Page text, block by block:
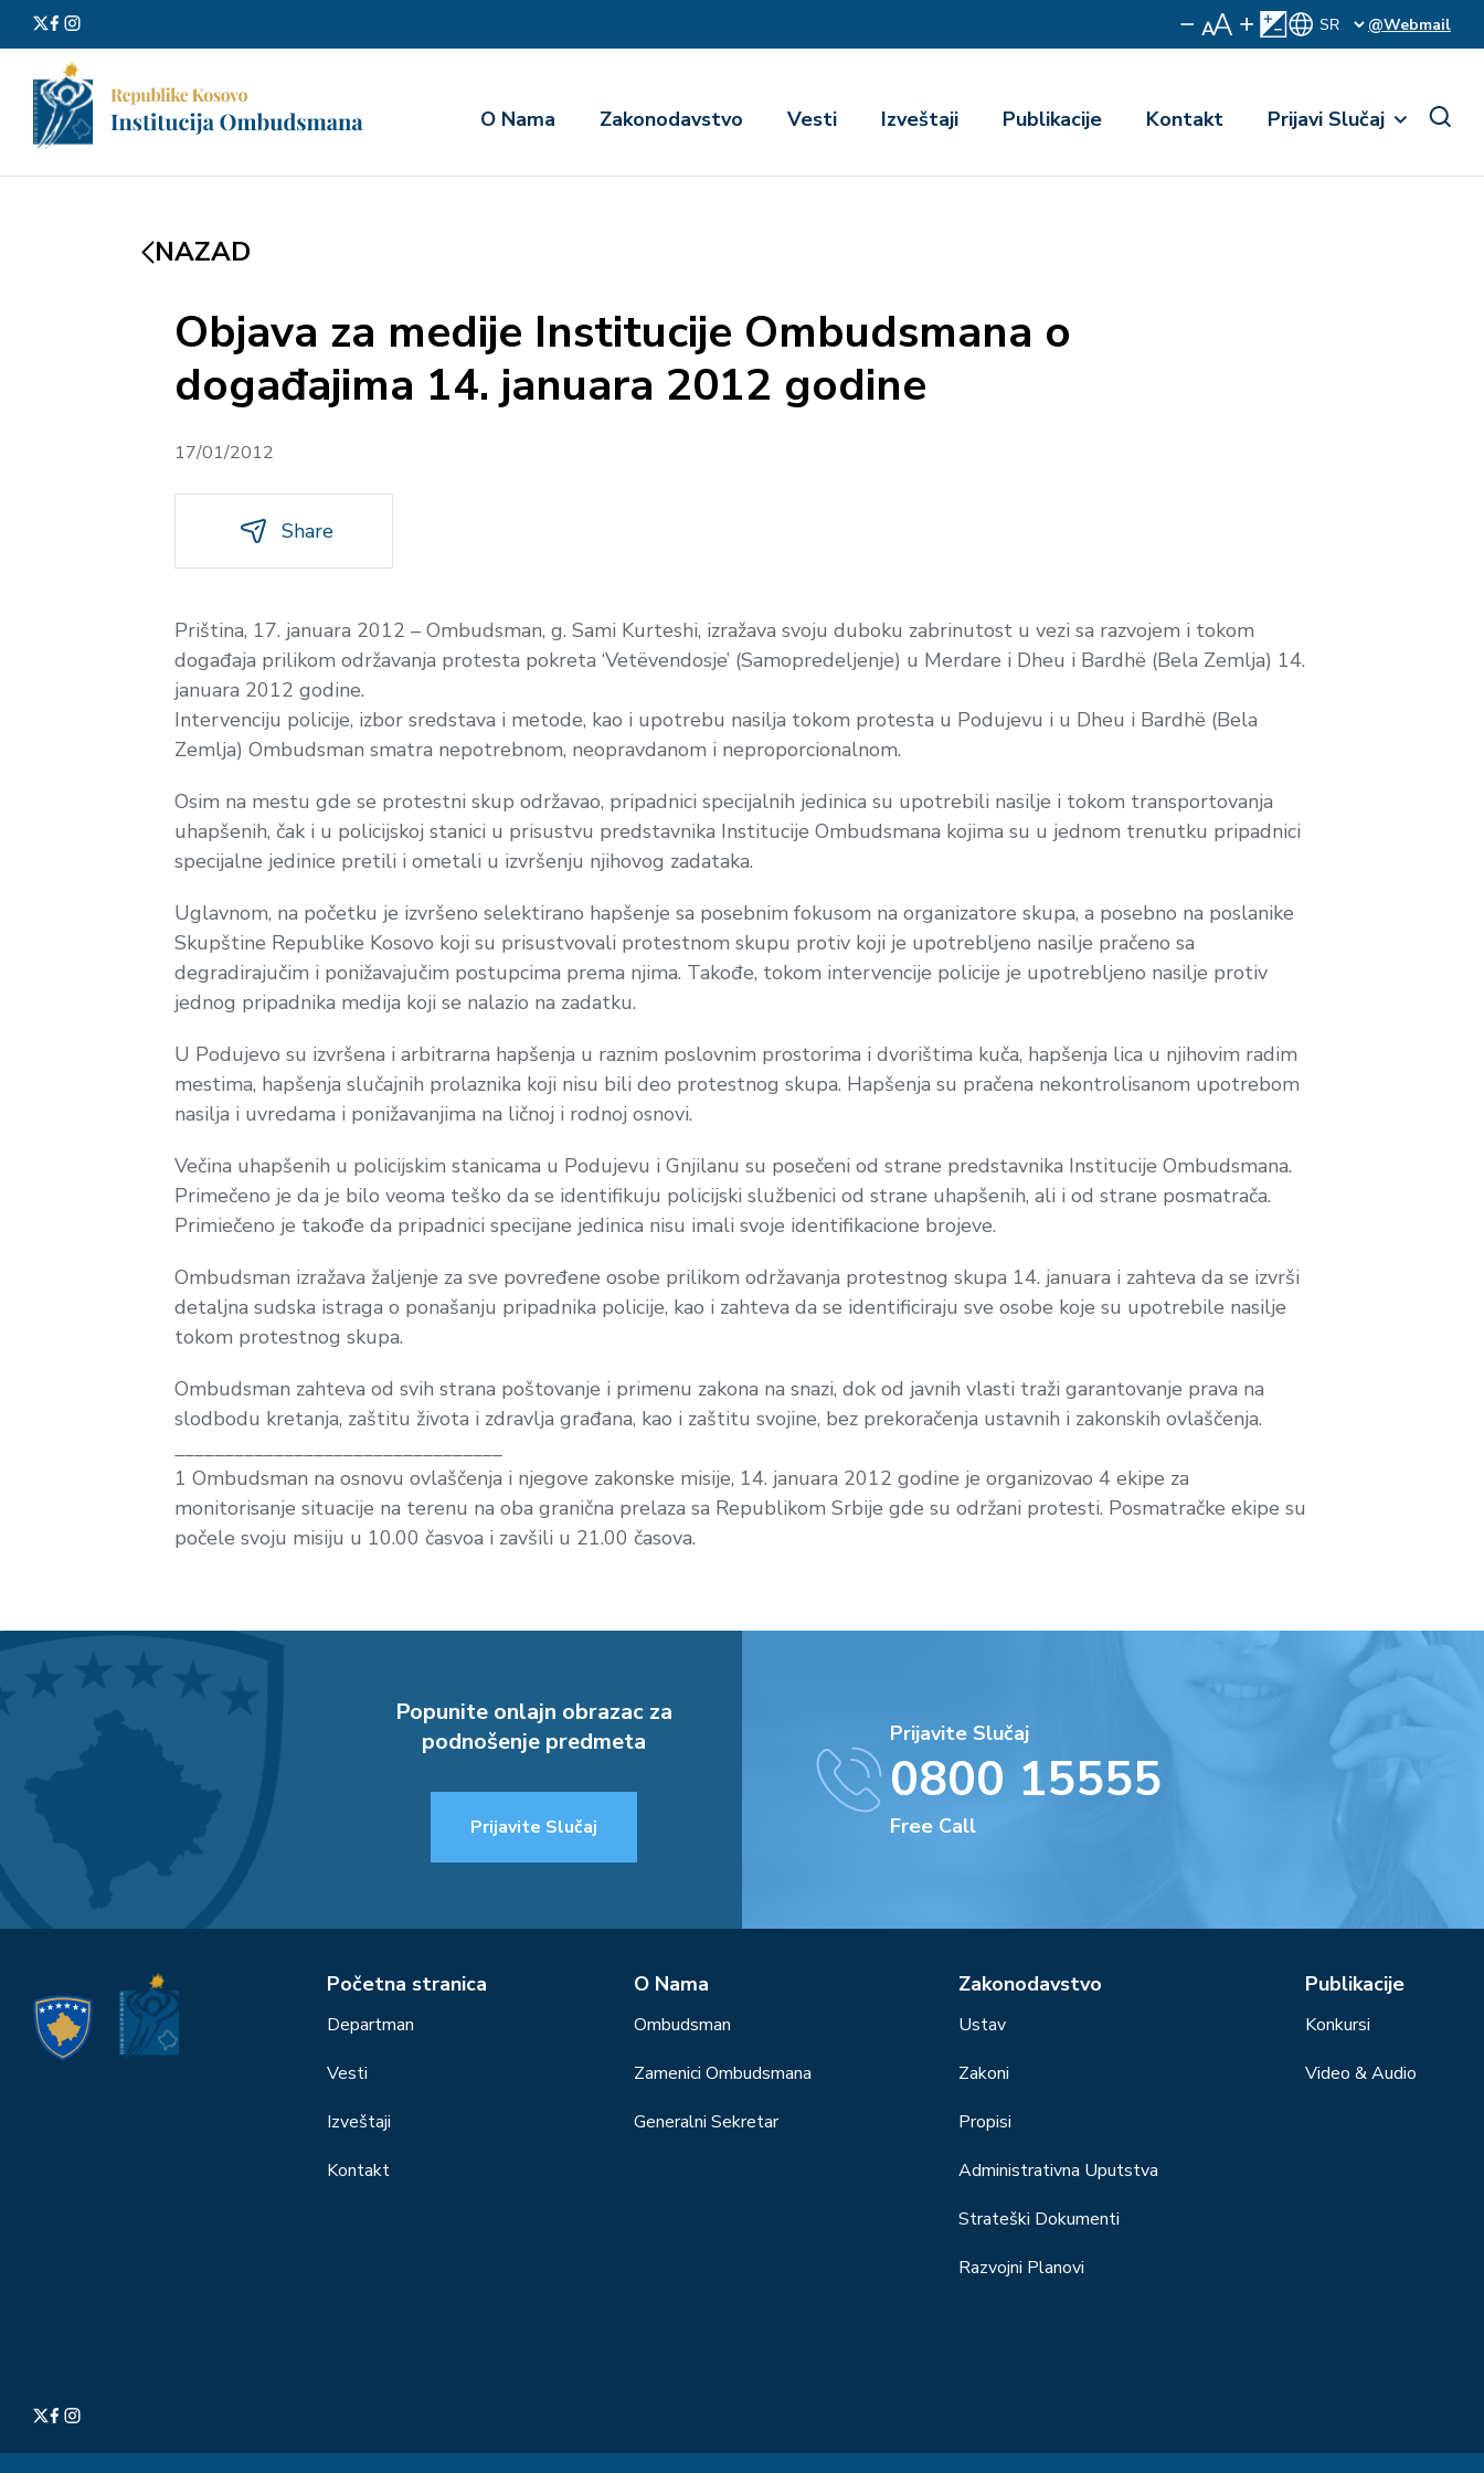
@Webmail
О Nama Zakonodavstvo Vesti Izveštaji Publikacije Kontakt Prijavi Slučaj
NAZAD
Objava za medije Institucije Ombudsmana o
događajima 14. januara 2012 godine
17/01/2012
Share
Priština, 17. januara 2012 – Ombudsman, g. Sami Kurteshi, izražava svoju duboku zabrinutost u vezi sa razvojem i tokom
događaja prilikom održavanja protesta pokreta ‘Vetëvendosje’ (Samopredeljenje) u Merdare i Dheu i Bardhë (Bela Zemlja) 14.
januara 2012 godine.
Intervenciju policije, izbor sredstava i metode, kao i upotrebu nasilja tokom protesta u Podujevu i u Dheu i Bardhë (Bela
Zemlja) Ombudsman smatra nepotrebnom, neopravdanom i neproporcionalnom.
Osim na mestu gde se protestni skup održavao, pripadnici specijalnih jedinica su upotrebili nasilje i tokom transportovanja
uhapšenih, čak i u policijskoj stanici u prisustvu predstavnika Institucije Ombudsmana kojima su u jednom trenutku pripadnici
specijalne jedinice pretili i ometali u izvršenju njihovog zadataka.
Uglavnom, na početku je izvršeno selektirano hapšenje sa posebnim fokusom na organizatore skupa, a posebno na poslanike
Skupštine Republike Kosovo koji su prisustvovali protestnom skupu protiv koji je upotrebljeno nasilje pračeno sa
degradirajučim i ponižavajučim postupcima prema njima. Takođe, tokom intervencije policije je upotrebljeno nasilje protiv
jednog pripadnika medija koji se nalazio na zadatku.
U Podujevo su izvršena i arbitrarna hapšenja u raznim poslovnim prostorima i dvorištima kuča, hapšenja lica u njihovim radim
mestima, hapšenja slučajnih prolaznika koji nisu bili deo protestnog skupa. Hapšenja su pračena nekontrolisanom upotrebom
nasilja i uvredama i ponižavanjima na ličnoj i rodnoj osnovi.
Večina uhapšenih u policijskim stanicama u Podujevu i Gnjilanu su posečeni od strane predstavnika Institucije Ombudsmana.
Primečeno je da je bilo veoma teško da se identifikuju policijski službenici od strane uhapšenih, ali i od strane posmatrača.
Primiečeno je takođe da pripadnici specijane jedinica nisu imali svoje identifikacione brojeve.
Ombudsman izražava žaljenje za sve povređene osobe prilikom održavanja protestnog skupa 14. januara i zahteva da se izvrši
detaljna sudska istraga o ponašanju pripadnika policije, kao i zahteva da se identificiraju sve osobe koje su upotrebile nasilje
tokom protestnog skupa.
Ombudsman zahteva od svih strana poštovanje i primenu zakona na snazi, dok od javnih vlasti traži garantovanje prava na
slodbodu kretanja, zaštitu života i zdravlja građana, kao i zaštitu svojine, bez prekoračenja ustavnih i zakonskih ovlaščenja.
_________________________________
1 Ombudsman na osnovu ovlaščenja i njegove zakonske misije, 14. januara 2012 godine je organizovao 4 ekipe za
monitorisanje situacije na terenu na oba granična prelaza sa Republikom Srbije gde su održani protesti. Posmatračke ekipe su
počele svoju misiju u 10.00 časvoa i zavšili u 21.00 časova.
Popunite onlajn obrazac za
podnošenje predmeta
Prijavite Slučaj
Prijavite Slučaj
0800 15555
Free Call
Početna stranica
Departman
Vesti
Izveštaji
Kontakt
О Nama
Ombudsman
Zamenici Ombudsmana
Generalni Sekretar
Zakonodavstvo
Ustav
Zakoni
Propisi
Administrativna Uputstva
Strateški Dokumenti
Razvojni Planovi
Publikacije
Konkursi
Video & Audio